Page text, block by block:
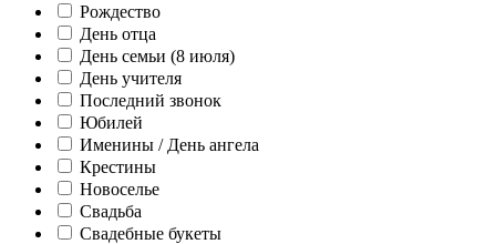
Рождество
День отца
День семьи (8 июля)
День учителя
Последний звонок
Юбилей
Именины / День ангела
Крестины
Новоселье
Свадьба
Свадебные букеты